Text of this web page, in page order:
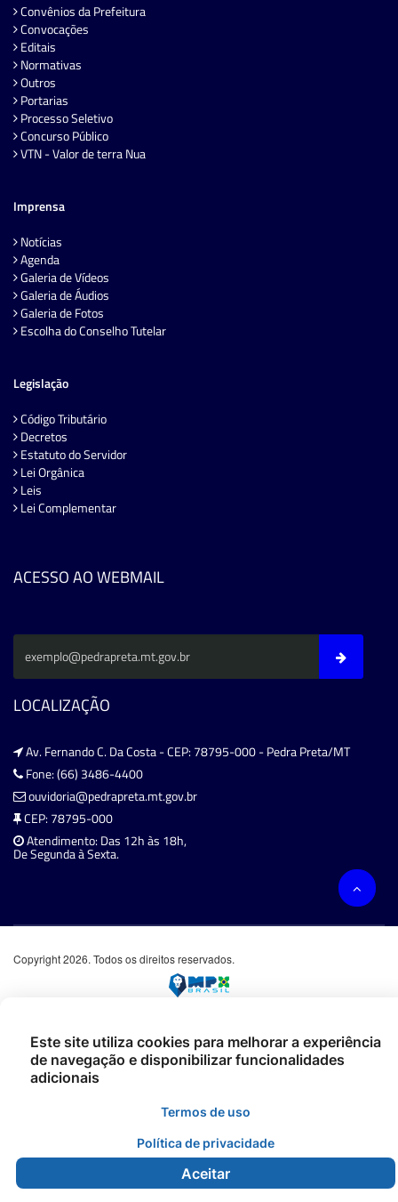
Convênios da Prefeitura
Convocações
Editais
Normativas
Outros
Portarias
Processo Seletivo
Concurso Público
VTN - Valor de terra Nua
Imprensa
Notícias
Agenda
Galeria de Vídeos
Galeria de Áudios
Galeria de Fotos
Escolha do Conselho Tutelar
Legislação
Código Tributário
Decretos
Estatuto do Servidor
Lei Orgânica
Leis
Lei Complementar
ACESSO AO WEBMAIL
LOCALIZAÇÃO
Av. Fernando C. Da Costa - CEP: 78795-000 - Pedra Preta/MT
Fone: (66) 3486-4400
ouvidoria@pedrapreta.mt.gov.br
CEP: 78795-000
Atendimento: Das 12h às 18h,
De Segunda à Sexta.
Copyright 2026. Todos os direitos reservados.
Este site utiliza cookies para melhorar a experiência
de navegação e disponibilizar funcionalidades
adicionais
Termos de uso
Política de privacidade
Aceitar